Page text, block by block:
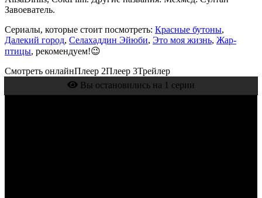
Завоеватель.
Сериалы, которые стоит посмотреть: Красные бутоны,
Далекий город, Селахаддин Эйюби, Это моя жизнь, Жар-
птицы, рекомендуем!😉
Смотреть онлайнПлеер 2Плеер 3Трейлер
Вы остановились на 1 серии